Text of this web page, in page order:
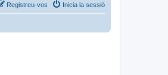
Inicia la sessió
Registreu-vos